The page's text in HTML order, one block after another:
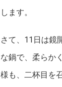
します。
さて、11日は鏡
な鍋で、柔らか
様も、二杯目を